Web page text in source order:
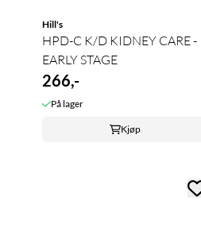
Hill's
HPD-C K/D KIDNEY CARE -
EARLY STAGE
266,-
På lager
Kjøp